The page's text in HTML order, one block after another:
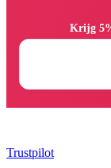
Trustpilot